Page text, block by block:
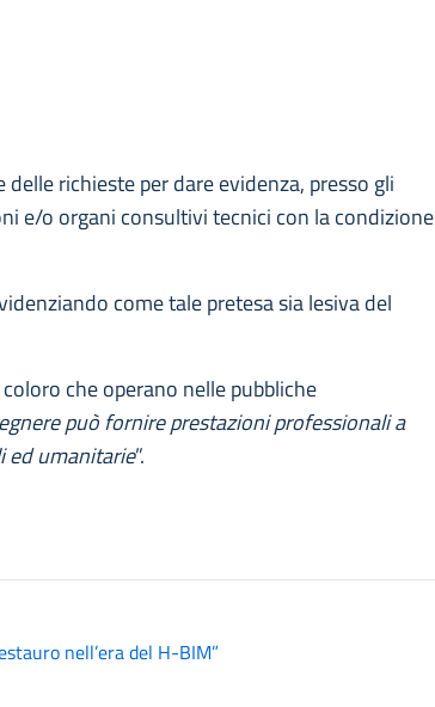
richieste per dare evidenza, presso gli
e/o organi consultivi tecnici con la condizione
come tale pretesa sia lesiva del
che operano nelle pubbliche
può fornire prestazioni professionali a
ed umanitarie”.
nell’era del H-BIM”